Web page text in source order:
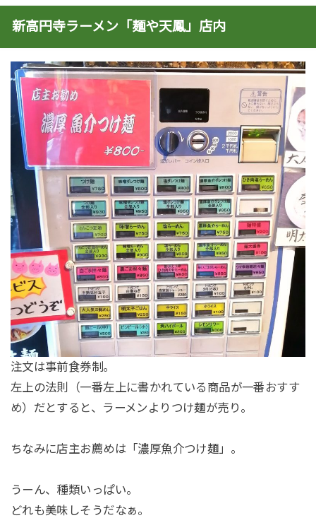
新高円寺ラーメン「麺や天鳳」店内
注文は事前食券制。
左上の法則（一番左上に書かれている商品が一番おすす
め）だとすると、ラーメンよりつけ麺が売り。
ちなみに店主お薦めは「濃厚魚介つけ麺」。
うーん、種類いっぱい。
どれも美味しそうだなぁ。